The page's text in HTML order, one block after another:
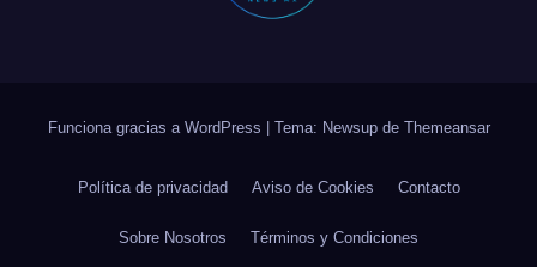
Funciona gracias a WordPress | Tema: Newsup de Themeansar
Política de privacidad Aviso de Cookies Contacto
Sobre Nosotros Términos y Condiciones